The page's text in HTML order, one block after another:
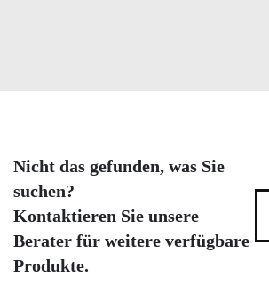
Nicht das gefunden, was Sie
suchen?
Kontaktieren Sie unsere
Berater für weitere verfügbare
Produkte.